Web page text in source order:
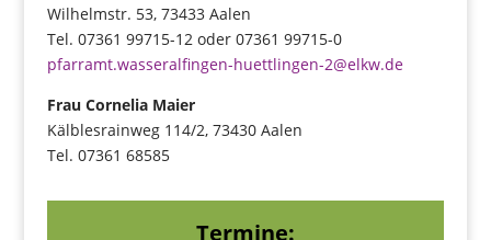
Wilhelmstr. 53, 73433 Aalen
Tel. 07361 99715-12 oder 07361 99715-0
pfarramt.wasseralfingen-huettlingen-2@elkw.de
Frau Cornelia Maier
Kälblesrainweg 114/2, 73430 Aalen
Tel. 07361 68585
Termine: